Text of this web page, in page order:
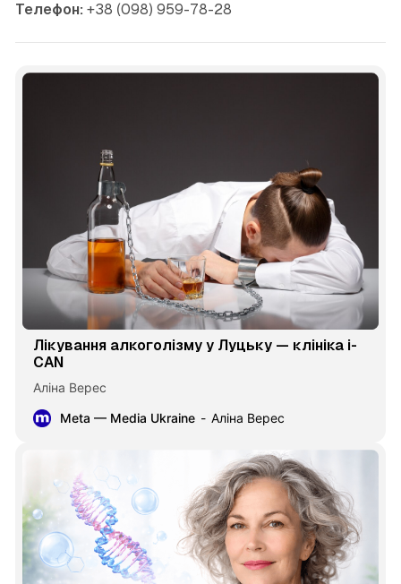
Телефон: +38 (098) 959-78-28
Лікування алкоголізму у Луцьку — клініка i-
CAN
Аліна Верес
Meta — Media Ukraine
Аліна Верес